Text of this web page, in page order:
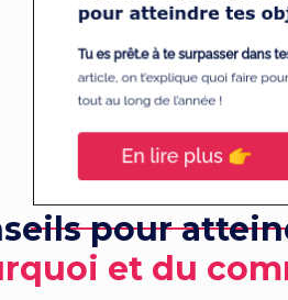
pour
et du